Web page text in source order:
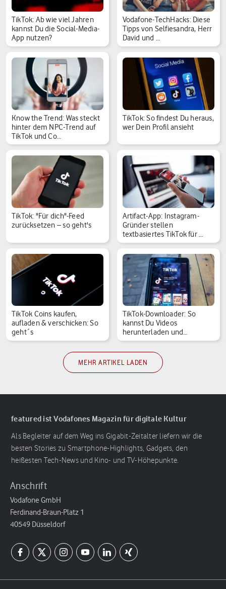
TikTok: Ab wie viel Jahren
kannst Du die Social-Media-
App nutzen?
Vodafone-TechHacks: Diese
Tipps von Selfiesandra, Herr
David und …
Know the Trend: Was steckt
hinter dem NPC-Trend auf
TikTok und Co…
TikTok: So findest Du heraus,
wer Dein Profil ansieht
TikTok: "Für dich"-Feed
zurücksetzen – so geht's
Artifact-App: Instagram-
Gründer stellen
textbasiertes TikTok für …
TikTok Coins kaufen,
aufladen & verschicken: So
geht´s
TikTok-Downloader: So
kannst Du Videos
herunterladen und
speicher…
MEHR ARTIKEL LADEN
featured ist Vodafones Magazin für digitale Kultur
Als Begleiter auf dem Weg ins Gigabit-Zeitalter liefern wir die
besten Stories zu Smartphone-Highlights, Gadgets, den
heißesten Tech-News und Kino- und TV-Höhepunkte.
Anschrift
Vodafone GmbH
Ferdinand-Braun-Platz 1
40549 Düsseldorf